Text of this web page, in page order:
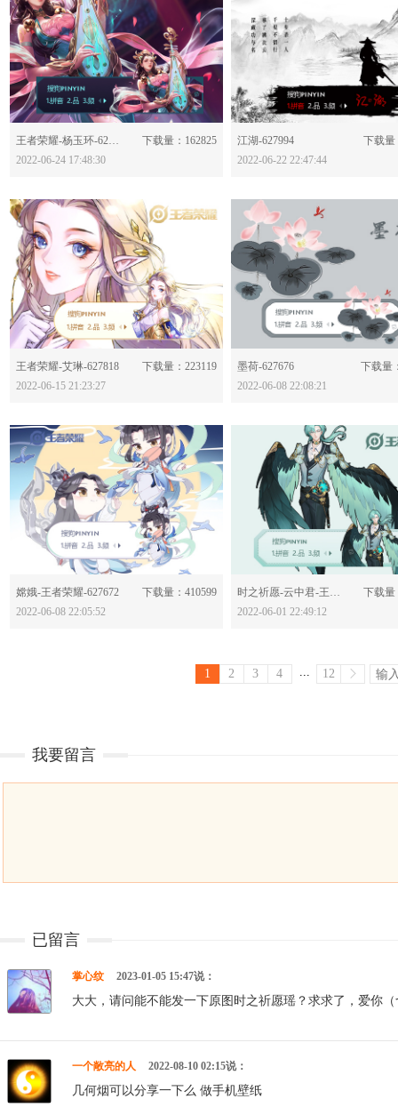
分享：
王者荣耀-杨玉环-628026
下载量：162825
2022-06-24 17:48:30
江湖-627994
下载量
2022-06-22 22:47:44
分享：
王者荣耀-艾琳-627818
下载量：223119
2022-06-15 21:23:27
墨荷-627676
下载量
2022-06-08 22:08:21
分享：
嫦娥-王者荣耀-627672
下载量：410599
2022-06-08 22:05:52
分享：
时之祈愿-云中君-王者荣耀-627507
下载量
2022-06-01 22:49:12
1 2 3 4 ... 12
我要留言
已留言
掌心纹 2023-01-05 15:47说：
大大，请问能不能发一下原图时之祈愿瑶？求求了，爱你
一个敞亮的人 2022-08-10 02:15说：
几何烟可以分享一下么 做手机壁纸